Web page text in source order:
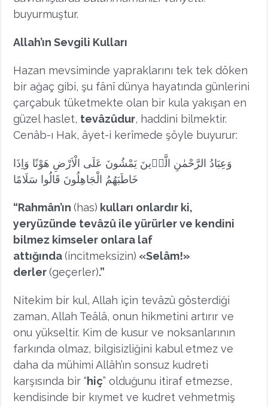
buyurmuştur.
Allah’ın Sevgili Kulları
Hazan mevsiminde yapraklarını tek tek döken
bir ağaç gibi, şu fânî dünya hayatında günlerini
çarçabuk tüketmekte olan bir kula yakışan en
güzel haslet, tevâzûdur, haddini bilmektir.
Cenâb-ı Hak, âyet-i kerîmede şöyle buyurur:
وَعِبَادُ الرَّحْمٰنِ الَّذ۪ينَ يَمْشُونَ عَلَى الْاَرْضِ هَوْنًا وَاِذَا
خَاطَبَهُمُ الْجَاهِلُونَ قَالُوا سَلَامًا
“Rahmân’ın(has) kulları onlardır ki,
yeryüzünde tevâzû ile yürürler ve kendini
bilmez kimseler onlara laf
attığında(incitmeksizin) «Selâm!»
derler(geçerler).”
Nitekim bir kul, Allah için tevâzû gösterdiği
zaman, Allah Teâlâ, onun hikmetini artırır ve
onu yükseltir. Kim de kusur ve noksanlarının
farkında olmaz, bilgisizliğini kabul etmez ve
daha da mühimi Allâh’ın sonsuz kudreti
karşısında bir “hiç” olduğunu itiraf etmezse,
kendisinde bir kıymet ve kudret vehmetmiş